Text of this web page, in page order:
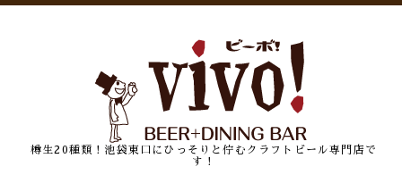
樽生20種類！池袋東口にひっそりと佇むクラフトビール専門店で
す！